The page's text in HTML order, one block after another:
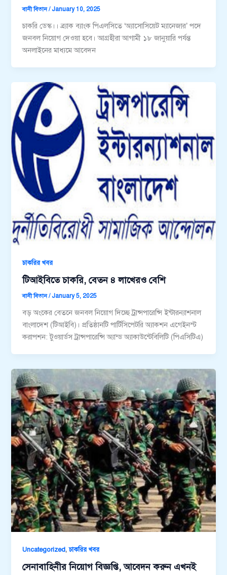
বানী বিতান/ January 10, 2025
চাকরি ডেস্ক।। ব্র্যাক ব্যাংক পিএলসিতে ‘অ্যাসোসিয়েট ম্যানেজার’ পদে
জনবল নিয়োগ দেওয়া হবে। আগ্রহীরা আগামী ১৮ জানুয়ারি পর্যন্ত
অনলাইনের মাধ্যমে আবেদন
চাকরির খবর
টিআইবিতে চাকরি, বেতন ৪ লাখেরও বেশি
বানী বিতান/ January 5, 2025
বড় অংকের বেতনে জনবল নিয়োগ দিচ্ছে ট্রান্সপারেন্সি ইন্টারন্যাশনাল
বাংলাদেশ (টিআইবি)। প্রতিষ্ঠানটি পার্টিসিপেটরি অ্যাকশন এগেইনস্ট
করাপশন: টুওয়ার্ডস ট্রান্সপারেন্সি অ্যান্ড অ্যাকাউন্টেবিলিটি (পিএসিটিএ)
Uncategorized,চাকরির খবর
সেনাবাহিনীর নিয়োগ বিজ্ঞপ্তি, আবেদন করুন এখনই